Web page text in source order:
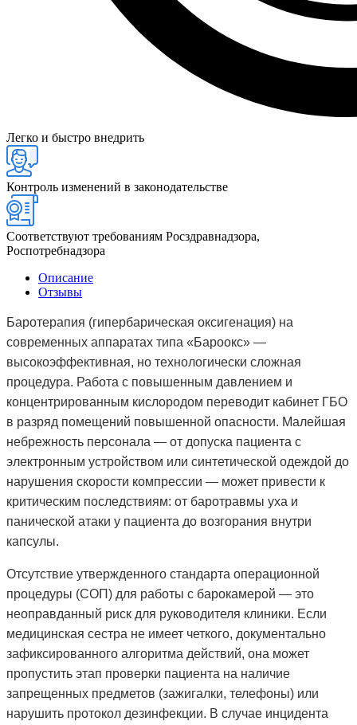
Легко и быстро внедрить
Контроль изменений в законодательстве
Соответствуют требованиям Росздравнадзора,
Роспотребнадзора
Описание
Отзывы
Баротерапия (гипербарическая оксигенация) на
современных аппаратах типа «Бароокс» —
высокоэффективная, но технологически сложная
процедура. Работа с повышенным давлением и
концентрированным кислородом переводит кабинет ГБО
в разряд помещений повышенной опасности. Малейшая
небрежность персонала — от допуска пациента с
электронным устройством или синтетической одеждой до
нарушения скорости компрессии — может привести к
критическим последствиям: от баротравмы уха и
панической атаки у пациента до возгорания внутри
капсулы.
Отсутствие утвержденного стандарта операционной
процедуры (СОП) для работы с барокамерой — это
неоправданный риск для руководителя клиники. Если
медицинская сестра не имеет четкого, документально
зафиксированного алгоритма действий, она может
пропустить этап проверки пациента на наличие
запрещенных предметов (зажигалки, телефоны) или
нарушить протокол дезинфекции. В случае инцидента